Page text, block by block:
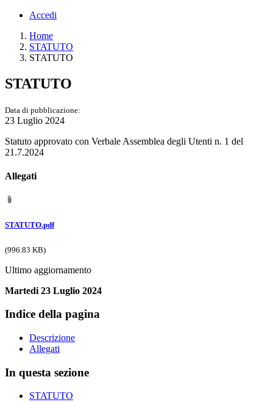
Accedi
Home
STATUTO
STATUTO
STATUTO
Data di pubblicazione:
23 Luglio 2024
Statuto approvato con Verbale Assemblea degli Utenti n. 1 del
21.7.2024
Allegati
STATUTO.pdf
(996.83 KB)
Ultimo aggiornamento
Martedi 23 Luglio 2024
Indice della pagina
Descrizione
Allegati
In questa sezione
STATUTO